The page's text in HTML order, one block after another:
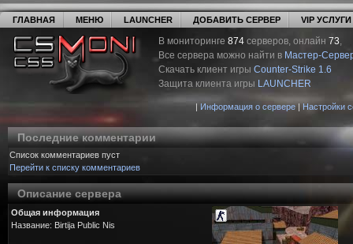
ГЛАВНАЯ МЕНЮ LAUNCHER ДОБАВИТЬ СЕРВЕР VIP УСЛУГИ
В мониторинге 874 серверов, онлайн 73,
Все сервера можно найти в Мастер-
Скачать клиент игры Counter-Strike 1.6
Защита клиента игры LAUNCHER
| Информация о сервере| Настройки
Последние комментарии
Список комментариев пуст
Перейти к списку комментариев
Описание сервера
Общая информация
Название: Birtija Public Nis